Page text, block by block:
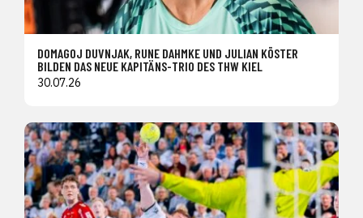
DOMAGOJ DUVNJAK, RUNE DAHMKE UND JULIAN KÖSTER
BILDEN DAS NEUE KAPITÄNS-TRIO DES THW KIEL
30.07.26